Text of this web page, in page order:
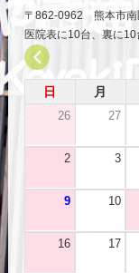
〒862-0962 熊本市南
医院表に10台、裏に
日 月
26 27
2 3
9 10
16 17